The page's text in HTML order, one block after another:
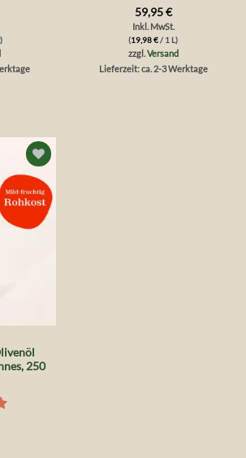
Bewertet
mit5 von
59,95€
Inkl. MwSt.
(19,98€/ 1 L)
zzgl. Versand
Lieferzeit: ca. 2-3 Werktage
Auf die
Wunschliste
250